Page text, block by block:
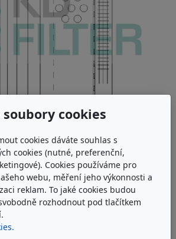
V2.1250-08K1
Argo-Hytos V2.1250-08
cookies
cookies dáváte souhlas s
cookies (nutné, preferenční,
Cookies používáme pro
webu, měření jeho výkonnosti a
reklam. To jaké cookies budou
rozhodnout pod tlačítkem